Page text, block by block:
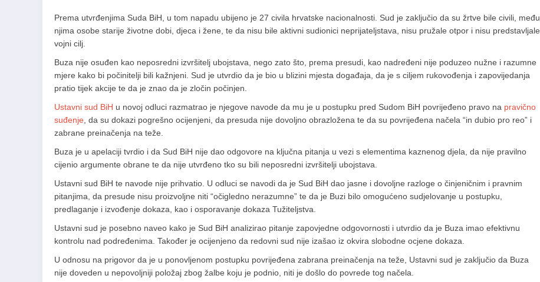
Prema utvrđenjima Suda BiH, u tom napadu ubijeno je 27 civila hrvatske nacionalnosti. Sud je zaključio da su žrtve bile civili, među
njima osobe starije životne dobi, djeca i žene, te da nisu bile aktivni sudionici neprijateljstava, nisu pružale otpor i nisu predstavljale
vojni cilj.
Buza nije osuđen kao neposredni izvršitelj ubojstava, nego zato što, prema presudi, kao nadređeni nije poduzeo nužne i razumne
mjere kako bi počinitelji bili kažnjeni. Sud je utvrdio da je bio u blizini mjesta događaja, da je s ciljem rukovođenja i zapovijedanja
pratio tijek akcije te da je znao da je zločin počinjen.
Ustavni sud BiH u novoj odluci razmatrao je njegove navode da mu je u postupku pred Sudom BiH povrijeđeno pravo na pravično
suđenje , da su dokazi pogrešno ocijenjeni, da presuda nije dovoljno obrazložena te da su povrijeđena načela “in dubio pro reo” i
zabrane preinačenja na teže.
Buza je u apelaciji tvrdio i da Sud BiH nije dao odgovore na ključna pitanja u vezi s elementima kaznenog djela, da nije pravilno
cijenio argumente obrane te da nije utvrđeno tko su bili neposredni izvršitelji ubojstava.
Ustavni sud BiH te navode nije prihvatio. U odluci se navodi da je Sud BiH dao jasne i dovoljne razloge o činjeničnim i pravnim
pitanjima, da presude nisu proizvoljne niti “očigledno nerazumne” te da je Buzi bilo omogućeno sudjelovanje u postupku,
predlaganje i izvođenje dokaza, kao i osporavanje dokaza Tužiteljstva.
Ustavni sud je posebno naveo kako je Sud BiH analizirao pitanje zapovjedne odgovornosti i utvrdio da je Buza imao efektivnu
kontrolu nad podređenima. Također je ocijenjeno da redovni sud nije izašao iz okvira slobodne ocjene dokaza.
U odnosu na prigovor da je u ponovljenom postupku povrijeđena zabrana preinačenja na teže, Ustavni sud je zaključio da Buza
nije doveden u nepovoljniji položaj zbog žalbe koju je podnio, niti je došlo do povrede tog načela.